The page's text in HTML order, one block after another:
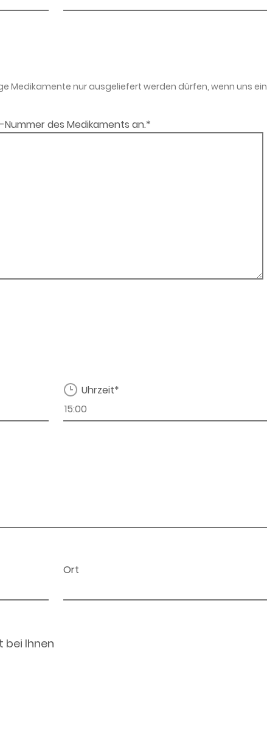
Medikamente nur ausgeliefert werden dürfen, wenn uns ein
Nummer des Medikaments an.*
Uhrzeit*
Ort
bei Ihnen